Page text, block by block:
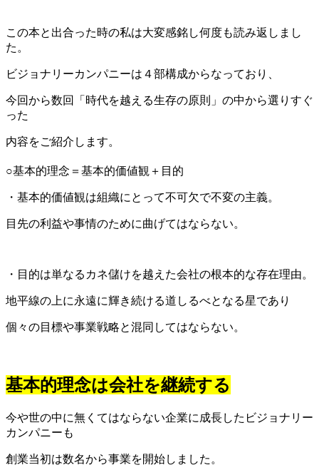
この本と出合った時の私は大変感銘し何度も読み返しまし
た。
ビジョナリーカンパニーは４部構成からなっており、
今回から数回「時代を越える生存の原則」の中から選りすぐ
った
内容をご紹介します。
○基本的理念＝基本的価値観＋目的
・基本的価値観は組織にとって不可欠で不変の主義。
目先の利益や事情のために曲げてはならない。
・目的は単なるカネ儲けを越えた会社の根本的な存在理由。
地平線の上に永遠に輝き続ける道しるべとなる星であり
個々の目標や事業戦略と混同してはならない。
基本的理念は会社を継続する
今や世の中に無くてはならない企業に成長したビジョナリー
カンパニーも
創業当初は数名から事業を開始しました。